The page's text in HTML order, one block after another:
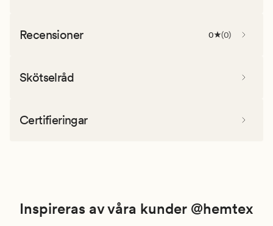
Recensioner 0 (0)
Skötselråd
Certifieringar
Inspireras av våra kunder @hemtex